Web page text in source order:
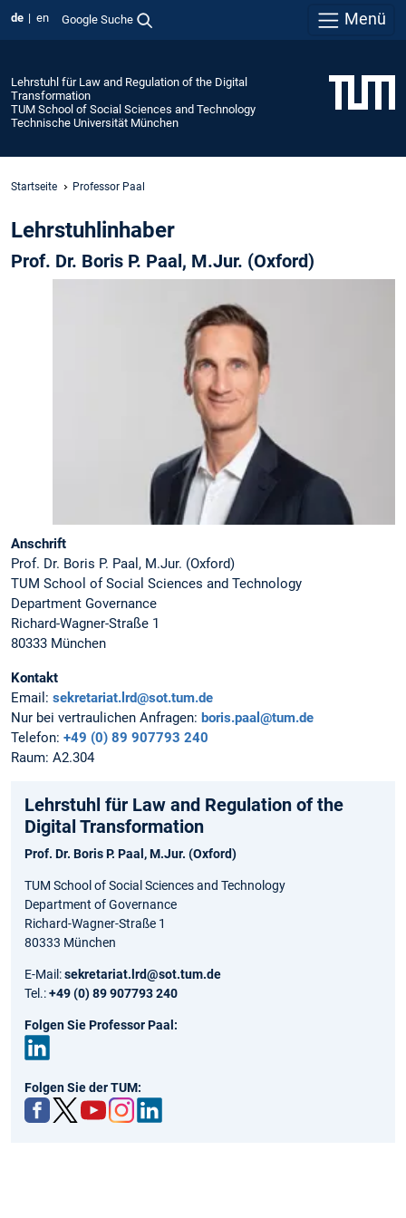
de en Google Suche Menü
Lehrstuhl für Law and Regulation of the Digital
Transformation
TUM School of Social Sciences and Technology
Technische Universität München
Startseite Professor Paal
Lehrstuhlinhaber
Prof. Dr. Boris P. Paal, M.Jur. (Oxford)
Anschrift
Prof. Dr. Boris P. Paal, M.Jur. (Oxford)
TUM School of Social Sciences and Technology
Department Governance
Richard-Wagner-Straße 1
80333 München
Kontakt
Email: sekretariat.lrd@sot.tum.de
Nur bei vertraulichen Anfragen: boris.paal@tum.de
Telefon: +49 (0) 89 907793 240
Raum: A2.304
Lehrstuhl für Law and Regulation of the
Digital Transformation
Prof. Dr. Boris P. Paal, M.Jur. (Oxford)
TUM School of Social Sciences and Technology
Department of Governance
Richard-Wagner-Straße 1
80333 München
E-Mail:sekretariat.lrd@sot.tum.de
Tel.:+49 (0) 89 907793 240
Folgen Sie Professor Paal:
edIn
Folgen Sie der TUM: